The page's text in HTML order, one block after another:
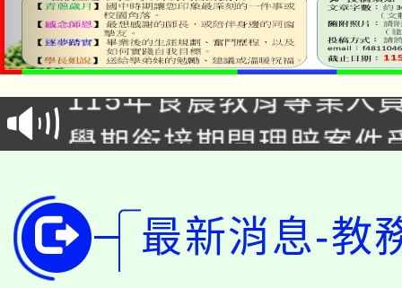
淨零綠生活教案入校路
會
115年食農教育專業人
程
學期銜接期間理賠案件
版
公告本校115學年度第
代理(課)教師甄選結果(
「2026金融保險知識
最新消息-教